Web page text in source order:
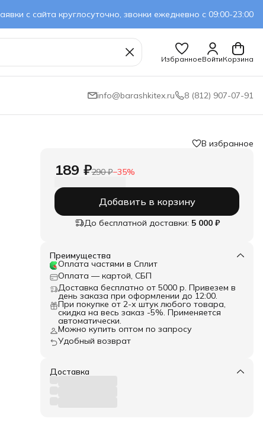
с сайта круглосуточно, звонки ежедневно с 09:00-23:00
ИзбранноеВойтиКорзина
info@barashkitex.ru 8 (812) 907-07-91
В избранное
189 ₽290 ₽−35%
Добавить в корзину
До бесплатной доставки: 5 000 ₽
Преимущества
Оплата частями в Сплит
Оплата — картой, СБП
Доставка бесплатно от 5000 р. Привезем в
день заказа при оформлении до 12:00.
При покупке от 2-х штук любого товара,
скидка на весь заказ -5%. Применяется
автоматически.
Можно купить оптом по запросу
Удобный возврат
Доставка